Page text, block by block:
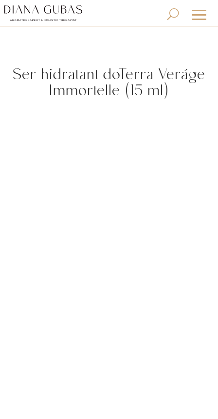
Ser hidratant doTerra Veráge
Immortelle (15 ml)